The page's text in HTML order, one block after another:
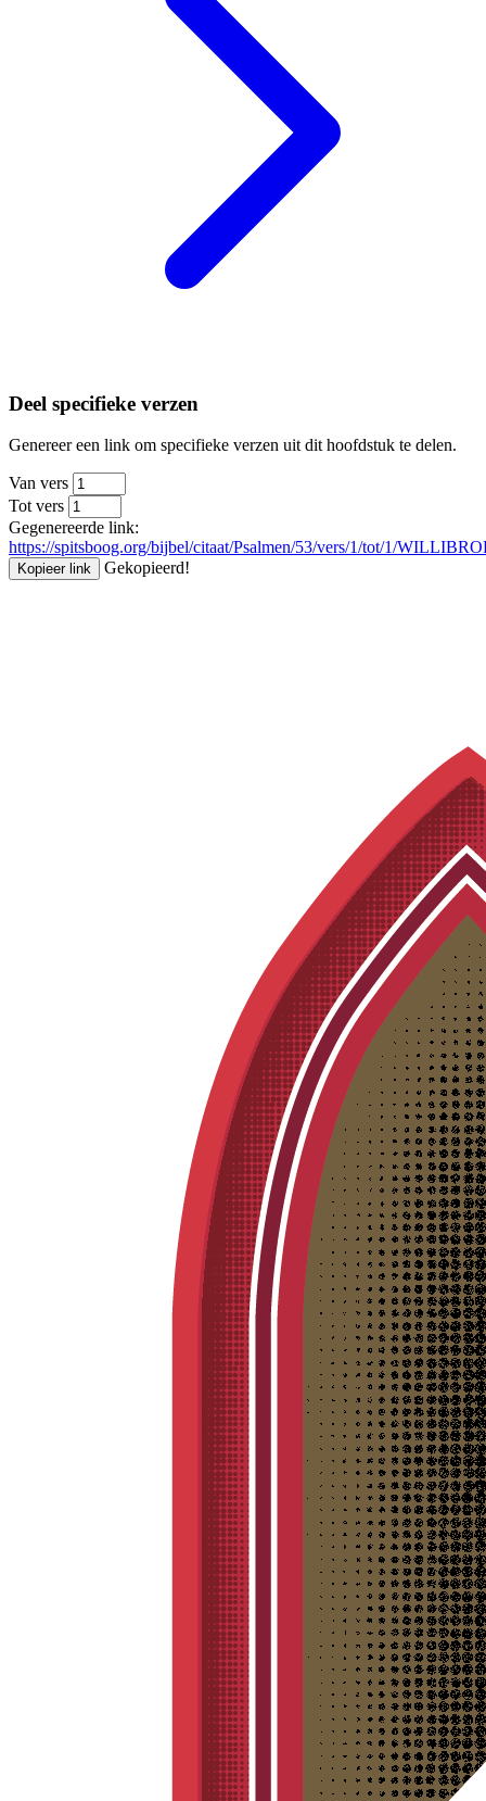
Deel specifieke verzen
Genereer een link om specifieke verzen uit dit hoofdstuk te delen.
Van vers
Tot vers
Gegenereerde link:
https://spitsboog.org/bijbel/citaat/Psalmen/53/vers/1/tot/1/
Kopieer link Gekopieerd!